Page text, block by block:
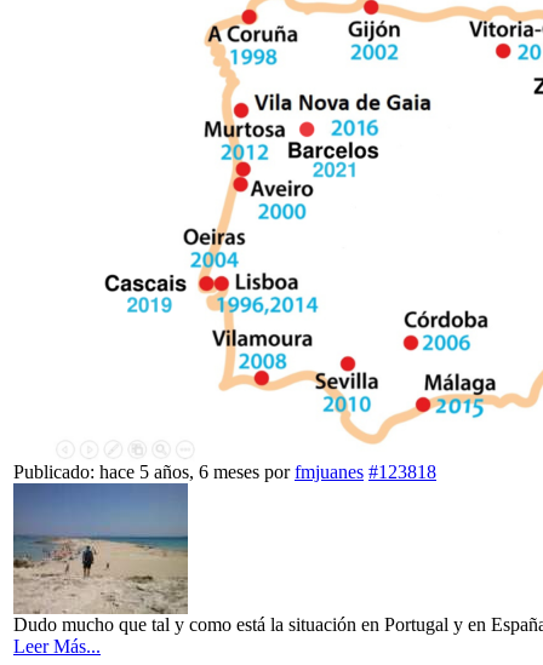
Publicado: hace 5 años, 6 meses porfmjuanes #123818
Dudo mucho que tal y como está la situación en Portugal y en
Leer Más...